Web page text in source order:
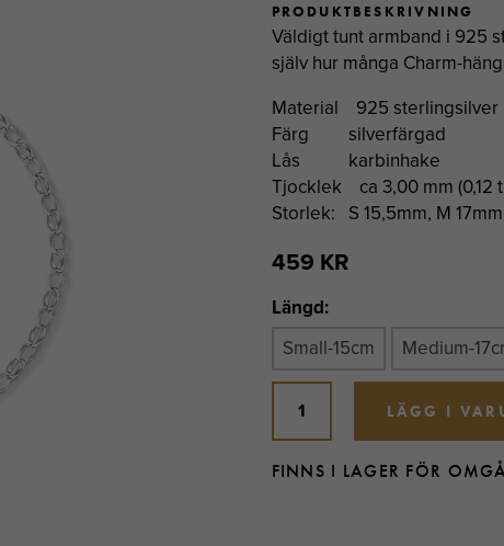
PRODUKTBESKRIVNING
Väldigt tunt armband i 925
själv hur många Charm-
Material 925 sterlingsilver
Färg silverfärgad
Lås karbinhake
Tjocklek ca 3,00 mm (0,12
Storlek: S 15,5mm, M
459 KR
Längd:
Small-15cm
Medium-
LÄGG I
FINNS I LAGER FÖR